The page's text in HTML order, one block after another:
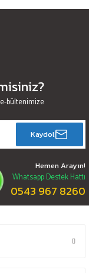
bültenimize
Kaydol
Hemen Arayın!
Whatsapp Destek Hattı
0543 967 8260